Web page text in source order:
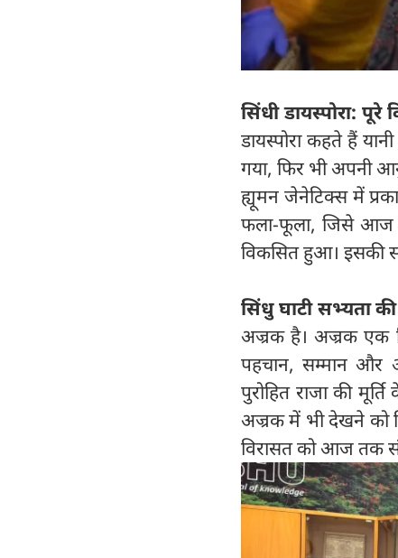
सिंधी डायस्पोरा:
डायस्पोरा कहते हैं
गया, फिर भी अपनी
ह्यूमन जेनेटिक्स में
फला-फूला, जिसे आज
विकसित हुआ। इसकी
सिंधु घाटी सभ्यता
अज्रक है। अज्रक एक
पहचान, सम्मान और
पुरोहित राजा की
अज्रक में भी देखने को
विरासत को आज तक